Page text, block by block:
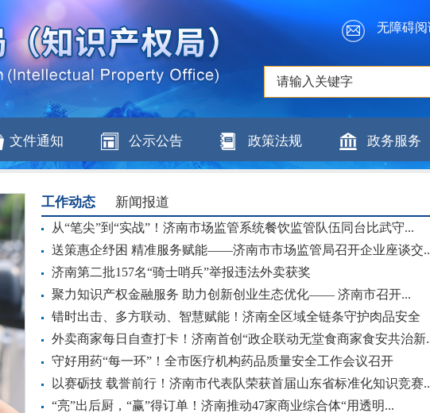
无障碍阅
文件通知 公示公告 政策法规 政务服务
工作动态 新闻报道
从“笔尖”到“实战”！济南市场监管系统餐饮监管队伍同台比武守...
送策惠企纾困 精准服务赋能——济南市市场监管局召开企业座谈交
济南第二批157名“骑士哨兵”举报违法外卖获奖
聚力知识产权金融服务 助力创新创业生态优化—— 济南市召开...
错时出击、多方联动、智慧赋能！济南全区域全链条守护肉品安全
外卖商家每日自查打卡！济南首创“政企联动无堂食商家食安共治新
守好用药“每一环”！全市医疗机构药品质量安全工作会议召开
以赛砺技 载誉前行！济南市代表队荣获首届山东省标准化知识竞赛
“亮”出后厨，“赢”得订单！济南推动47家商业综合体“用透明...